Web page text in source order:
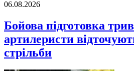
06.08.2026
Бойова підготовка
артилеристи
стрільби